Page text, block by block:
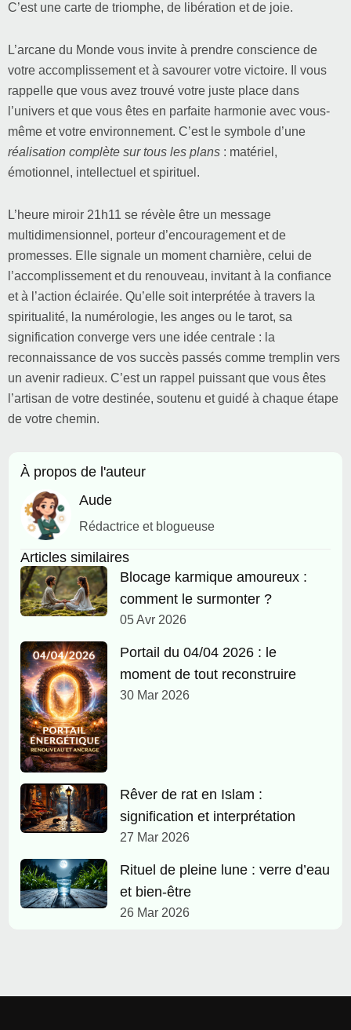
C’est une carte de triomphe, de libération et de joie.
L’arcane du Monde vous invite à prendre conscience de
votre accomplissement et à savourer votre victoire. Il vous
rappelle que vous avez trouvé votre juste place dans
l’univers et que vous êtes en parfaite harmonie avec vous-
même et votre environnement. C’est le symbole d’une
réalisation complète sur tous les plans : matériel,
émotionnel, intellectuel et spirituel.
L’heure miroir 21h11 se révèle être un message
multidimensionnel, porteur d’encouragement et de
promesses. Elle signale un moment charnière, celui de
l’accomplissement et du renouveau, invitant à la confiance
et à l’action éclairée. Qu’elle soit interprétée à travers la
spiritualité, la numérologie, les anges ou le tarot, sa
signification converge vers une idée centrale : la
reconnaissance de vos succès passés comme tremplin vers
un avenir radieux. C’est un rappel puissant que vous êtes
l’artisan de votre destinée, soutenu et guidé à chaque étape
de votre chemin.
À propos de l'auteur
Aude
Rédactrice et blogueuse
Articles similaires
Blocage karmique amoureux :
comment le surmonter ?
05 Avr 2026
Portail du 04/04 2026 : le
moment de tout reconstruire
30 Mar 2026
Rêver de rat en Islam :
signification et interprétation
27 Mar 2026
Rituel de pleine lune : verre d’eau
et bien-être
26 Mar 2026